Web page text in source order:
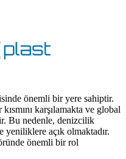
önemli bir yere sahiptir.
karşılamakta ve global
Bu nedenle, denizcilik
açık olmaktadır.
önemli bir rol